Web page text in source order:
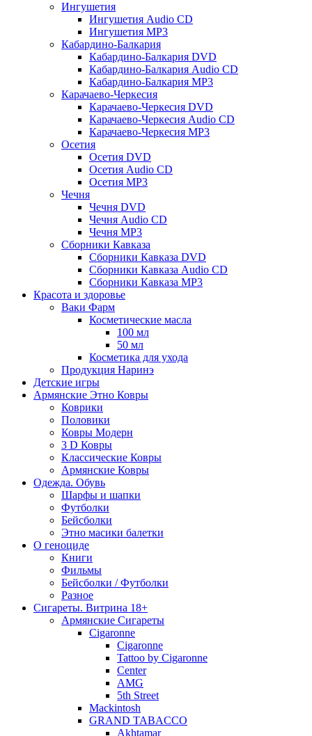
Ингушетия
Ингушетия Audio CD
Ингушетия MP3
Кабардино-Балкария
Кабардино-Балкария DVD
Кабардино-Балкария Audio CD
Кабардино-Балкария MP3
Карачаево-Черкесия
Карачаево-Черкесия DVD
Карачаево-Черкесия Audio CD
Карачаево-Черкесия MP3
Осетия
Осетия DVD
Осетия Audio CD
Осетия MP3
Чечня
Чечня DVD
Чечня Audio CD
Чечня MP3
Сборники Кавказа
Сборники Кавказа DVD
Сборники Кавказа Audio CD
Сборники Кавказа MP3
Красота и здоровье
Ваки Фарм
Косметические масла
100 мл
50 мл
Косметика для ухода
Продукция Наринэ
Детские игры
Армянские Этно Ковры
Коврики
Половики
Ковры Модерн
3 D Ковры
Классические Ковры
Армянские Ковры
Одежда. Обувь
Шарфы и шапки
Футболки
Бейсболки
Этно масики балетки
О геноциде
Книги
Фильмы
Бейсболки / Футболки
Разное
Сигареты. Витрина 18+
Армянские Сигареты
Cigaronne
Cigaronne
Tattoo by Cigaronne
Center
AMG
5th Street
Mackintosh
GRAND TABACCO
Akhtamar